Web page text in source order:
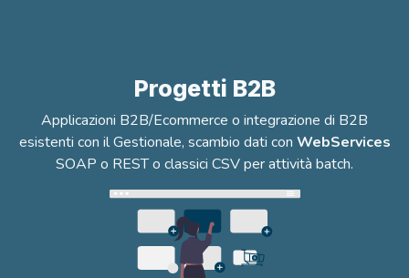
Progetti B2B
Applicazioni B2B/Ecommerce o integrazione di B2B
esistenti con il Gestionale, scambio dati con WebServices
SOAP o REST o classici CSV per attività batch.